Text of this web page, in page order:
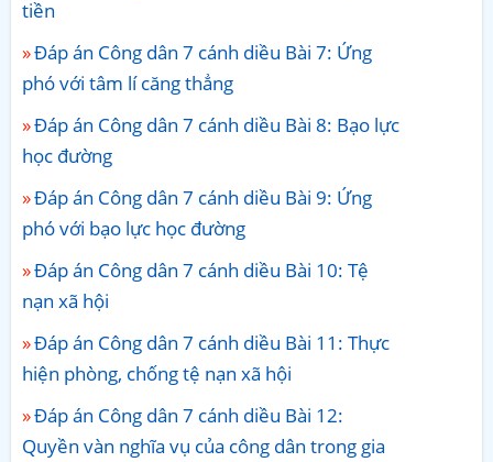
tiền
Đáp án Công dân 7 cánh diều Bài 7: Ứng
phó với tâm lí căng thẳng
Đáp án Công dân 7 cánh diều Bài 8: Bạo lực
học đường
Đáp án Công dân 7 cánh diều Bài 9: Ứng
phó với bạo lực học đường
Đáp án Công dân 7 cánh diều Bài 10: Tệ
nạn xã hội
Đáp án Công dân 7 cánh diều Bài 11: Thực
hiện phòng, chống tệ nạn xã hội
Đáp án Công dân 7 cánh diều Bài 12:
Quyền vàn nghĩa vụ của công dân trong gia